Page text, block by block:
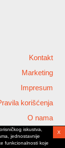
Kontakt
Marketing
Impresum
korišćenja
O nama
iskustva,
jednostavnije
funkcionalnosti koje
X